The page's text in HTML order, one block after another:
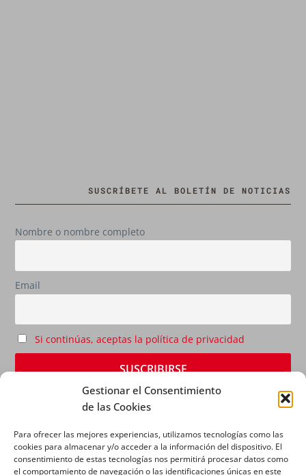
Gestionar el Consentimiento
de las Cookies
Para ofrecer las mejores experiencias, utilizamos tecnologías como las
cookies para almacenar y/o acceder a la información del dispositivo. El
consentimiento de estas tecnologías nos permitirá procesar datos como
el comportamiento de navegación o las identificaciones únicas en este
SUSCRÍBETE AL BOLETÍN DE NOTICIAS
Nombre o nombre completo
Email
Si continúas, aceptas la política de privacidad